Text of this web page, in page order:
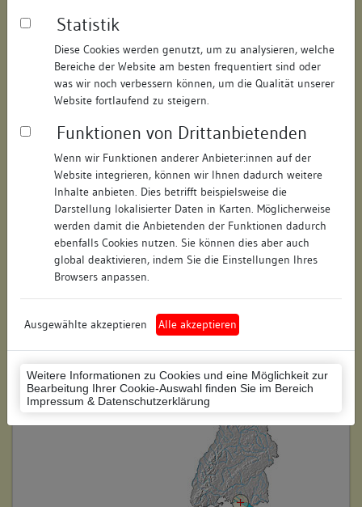
Statistik
Diese Cookies werden genutzt, um zu analysieren, welche
Bereiche der Website am besten frequentiert sind oder
was wir noch verbessern können, um die Qualität unserer
Website fortlaufend zu steigern.
Funktionen von Drittanbietenden
Wenn wir Funktionen anderer Anbieter:innen auf der
Website integrieren, können wir Ihnen dadurch weitere
Inhalte anbieten. Dies betrifft beispielsweise die
Darstellung lokalisierter Daten in Karten. Möglicherweise
werden damit die Anbietenden der Funktionen dadurch
ebenfalls Cookies nutzen. Sie können dies aber auch
global deaktivieren, indem Sie die Einstellungen Ihres
Browsers anpassen.
Ausgewählte akzeptieren Alle akzeptieren
Weitere Informationen zu Cookies und eine Möglichkeit zur
Bearbeitung Ihrer Cookie-Auswahl finden Sie im Bereich
Impressum & Datenschutzerklärung
Objektdaten
Straße: Rheingasse
Hausnummer: 13
Postleitzahl: 78462
Stadt-Teilort: Konstanz
Regierungsbezirk: Freiburg
Konstanz (Landkreis)
Flurstücknummer: 29
Historischer Straßenname: keiner
Historische Gebäudenummer: keine
Lage des Wohnplatzes: